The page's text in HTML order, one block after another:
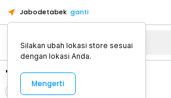
Jabodetabek ganti
"lampu kamera"
Urutkan
Silakan ubah lokasi store sesuai
dengan lokasi Anda.
Mengerti